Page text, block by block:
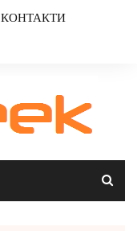
КОНТАКТИ